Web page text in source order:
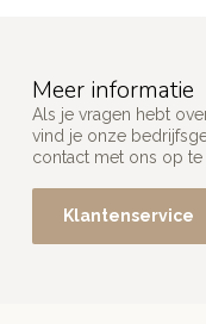
Meer informatie
Als je vragen hebt
vind je onze
contact met ons op te
Klantenservice